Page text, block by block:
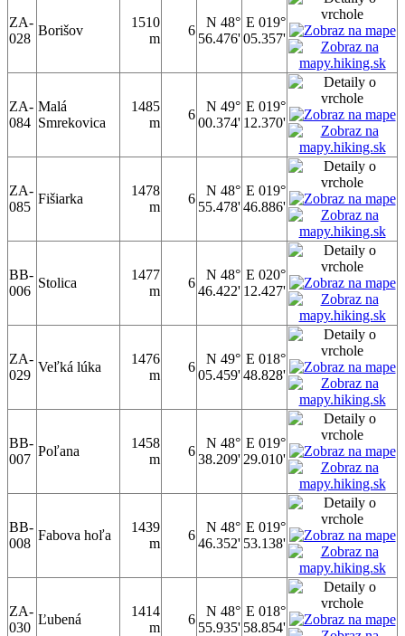
ZA-
028
Borišov
1510
m
6
N 48°
56.476'
E 019°
05.357'
ZA-
084
Malá
Smrekovica
1485
m
6
N 49°
00.374'
E 019°
12.370'
ZA-
085
Fišiarka
1478
m
6
N 48°
55.478'
E 019°
46.886'
BB-
006
Stolica
1477
m
6
N 48°
46.422'
E 020°
12.427'
ZA-
029
Veľká lúka
1476
m
6
N 49°
05.459'
E 018°
48.828'
BB-
007
Poľana
1458
m
6
N 48°
38.209'
E 019°
29.010'
BB-
008
Fabova hoľa
1439
m
6
N 48°
46.352'
E 019°
53.138'
ZA-
030
Ľubená
1414
m
6
N 48°
55.935'
E 018°
58.854'